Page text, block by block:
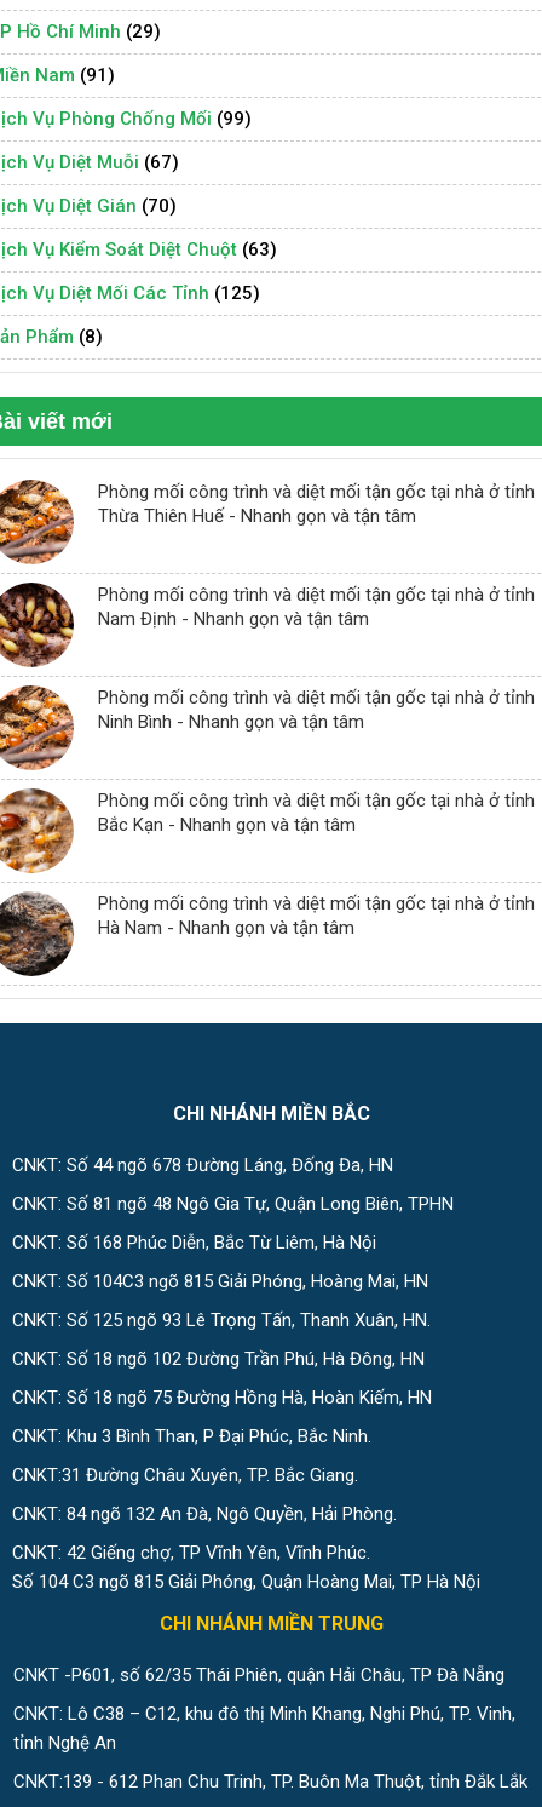
Hồ Chí Minh (29)
Nam (91)
Vụ Phòng Chống Mối (99)
Vụ Diệt Muỗi (67)
Vụ Diệt Gián (70)
Vụ Kiểm Soát Diệt Chuột (63)
Vụ Diệt Mối Các Tỉnh (125)
Phẩm (8)
viết mới
Phòng mối công trình và diệt mối tận gốc tại nhà ở tỉnh
Thừa Thiên Huế - Nhanh gọn và tận tâm
Phòng mối công trình và diệt mối tận gốc tại nhà ở tỉnh
Nam Định - Nhanh gọn và tận tâm
Phòng mối công trình và diệt mối tận gốc tại nhà ở tỉnh
Ninh Bình - Nhanh gọn và tận tâm
Phòng mối công trình và diệt mối tận gốc tại nhà ở tỉnh
Bắc Kạn - Nhanh gọn và tận tâm
Phòng mối công trình và diệt mối tận gốc tại nhà ở tỉnh
Hà Nam - Nhanh gọn và tận tâm
CHI NHÁNH MIỀN BẮC
CNKT: Số 44 ngõ 678 Đường Láng, Đống Đa, HN
CNKT: Số 81 ngõ 48 Ngô Gia Tự, Quận Long Biên, TPHN
CNKT: Số 168 Phúc Diễn, Bắc Từ Liêm, Hà Nội
CNKT: Số 104C3 ngõ 815 Giải Phóng, Hoàng Mai, HN
CNKT: Số 125 ngõ 93 Lê Trọng Tấn, Thanh Xuân, HN.
CNKT: Số 18 ngõ 102 Đường Trần Phú, Hà Đông, HN
CNKT: Số 18 ngõ 75 Đường Hồng Hà, Hoàn Kiếm, HN
CNKT: Khu 3 Bình Than, P Đại Phúc, Bắc Ninh.
CNKT:31 Đường Châu Xuyên, TP. Bắc Giang.
CNKT: 84 ngõ 132 An Đà, Ngô Quyền, Hải Phòng.
CNKT: 42 Giếng chợ, TP Vĩnh Yên, Vĩnh Phúc.
Số 104 C3 ngõ 815 Giải Phóng, Quận Hoàng Mai, TP Hà Nội
CHI NHÁNH MIỀN TRUNG
CNKT -P601, số 62/35 Thái Phiên, quận Hải Châu, TP Đà Nẵng
CNKT: Lô C38 – C12, khu đô thị Minh Khang, Nghi Phú, TP. Vinh,
tỉnh Nghệ An
CNKT:139 - 612 Phan Chu Trinh, TP. Buôn Ma Thuột, tỉnh Đắk Lắk